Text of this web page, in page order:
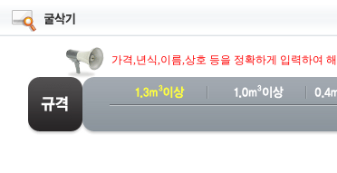
가격,년식,이름,상호 등을 정확하게 입력하여